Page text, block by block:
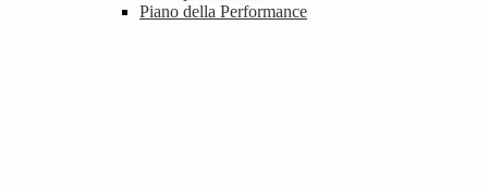
Piano della Performance